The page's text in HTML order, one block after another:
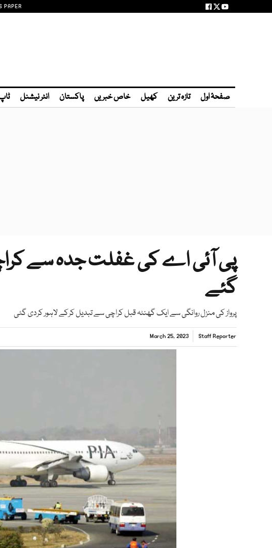
PAPER
صفحۂ اول تازہ ترین کھیل خاص خبریں پاکستان انٹر نیشنل
پی آئی اے کی غفلت جدہ سے
گئے
پرواز کی منزل روانگی سے ایک گھنٹہ قبل کراچی سے تبدیل کرکے لاہور کردی گئی
Staff Reporter
March 25, 2023